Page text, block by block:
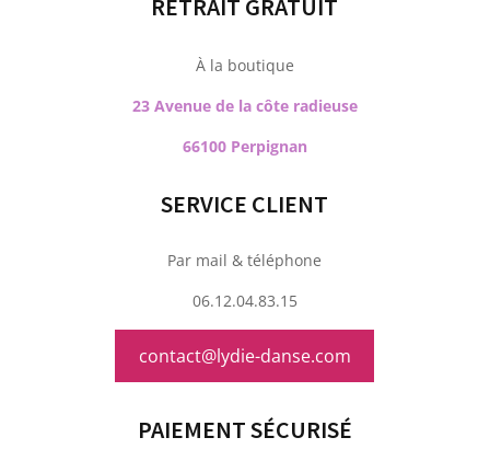
RETRAIT GRATUIT
À la boutique
23 Avenue de la côte radieuse
66100 Perpignan
SERVICE CLIENT
Par mail & téléphone
06.12.04.83.15
contact@lydie-danse.com
PAIEMENT SÉCURISÉ